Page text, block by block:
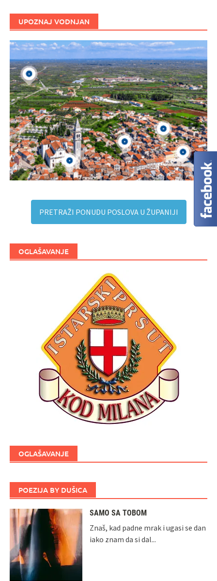
UPOZNAJ VODNJAN
PRETRAŽI PONUDU POSLOVA U ŽUPANIJI
OGLAŠAVANJE
OGLAŠAVANJE
POEZIJA BY DUŠICA
SAMO SA TOBOM
Znaš, kad padne mrak i ugasi se dan
iako znam da si dal...